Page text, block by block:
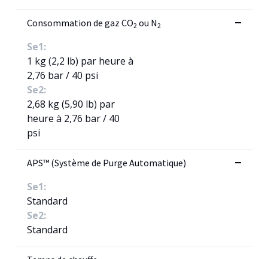
Consommation de gaz CO2 ou N2
Se1:
1 kg (2,2 lb) par heure à
2,76 bar / 40 psi
Se2:
2,68 kg (5,90 lb) par
heure à 2,76 bar / 40
psi
APS™ (Système de Purge Automatique)
Se1:
Standard
Se2:
Standard